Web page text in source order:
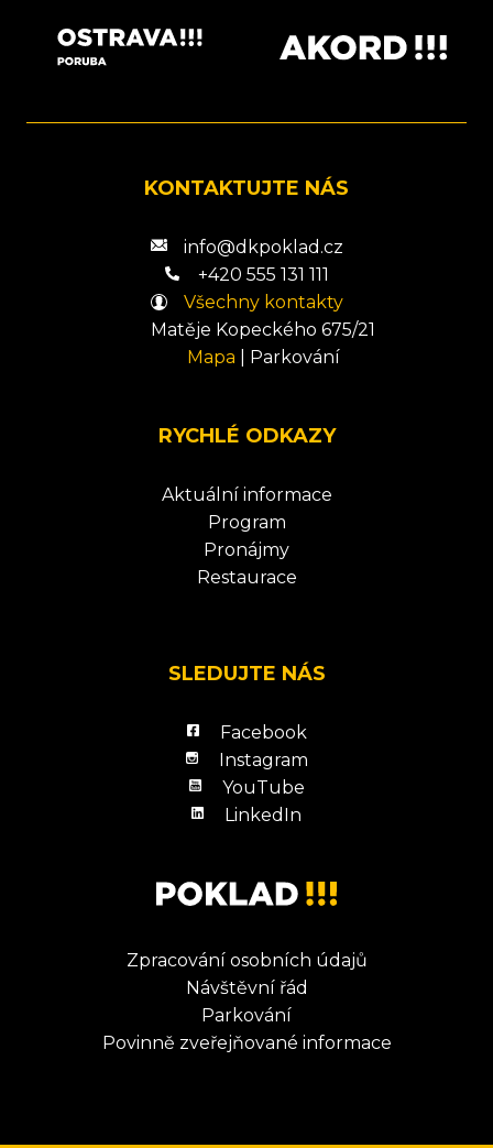
KONTAKTUJTE NÁS
info@dkpoklad.cz
+420 555 131 111
Všechny kontakty
Matěje Kopeckého 675/21
Mapa
Parkování
RYCHLÉ ODKAZY
Aktuální informace
Program
Pronájmy
Restaurace
SLEDUJTE NÁS
Facebook
Instagram
YouTube
LinkedIn
Zpracování osobních údajů
Návštěvní řád
Parkování
Povinně zveřejňované informace